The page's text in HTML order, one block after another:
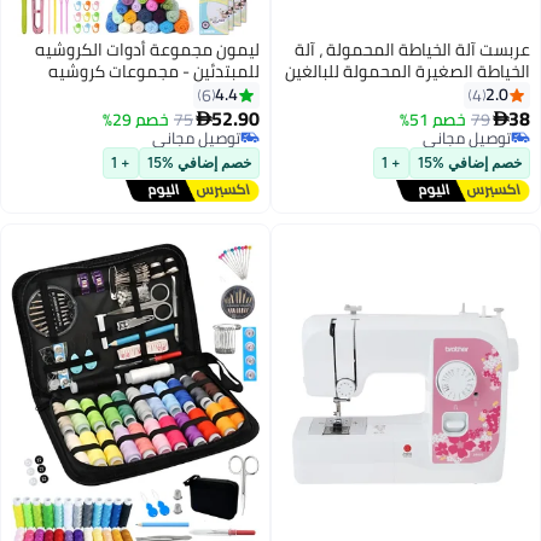
عربست آلة الخياطة المحمولة ، آلة
الخياطة الصغيرة المحمولة للبالغين
الخياطة السريعة ، آلة الخياطة
المحمولة مع مجموعات الخياطة
السفر (الأسود)
2.0
4
38
79 خصم 51%
توصيل مجاني
توصيل مجاني
خصم إضافي %15 + 1
ليمون مجموعة أدوات الكروشيه
للمبتدئين - مجموعات كروشيه
للمبتدئين مع دروس فيديو خطوة
بخطوة، مجموعة كروشيه للمبتدئين
للبالغين والأطفال (كوستر)
4.4
6
52.90
75 خصم 29%
توصيل مجاني
توصيل مجاني
خصم إضافي %15 + 1